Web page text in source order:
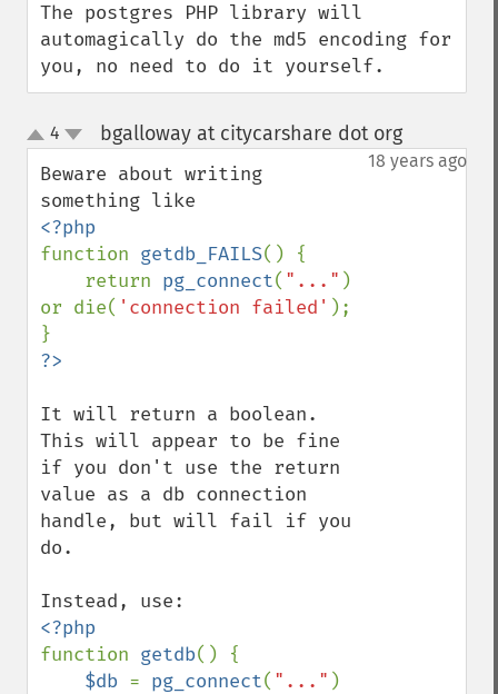
The postgres PHP library will
automagically do the md5 encoding for
you, no need to do it yourself.
up
down
4 bgalloway at citycarshare dot org¶
18 years ago
Beware about writing
function getdb_FAILS() {
    return
pg_connect( "..." )
or die( 'connection failed' );
It will return a boolean.
This will appear to be fine
if you don't use the return
value as a db connection
handle, but will fail if you
do.
function getdb() {
$db = pg_connect( "..." )